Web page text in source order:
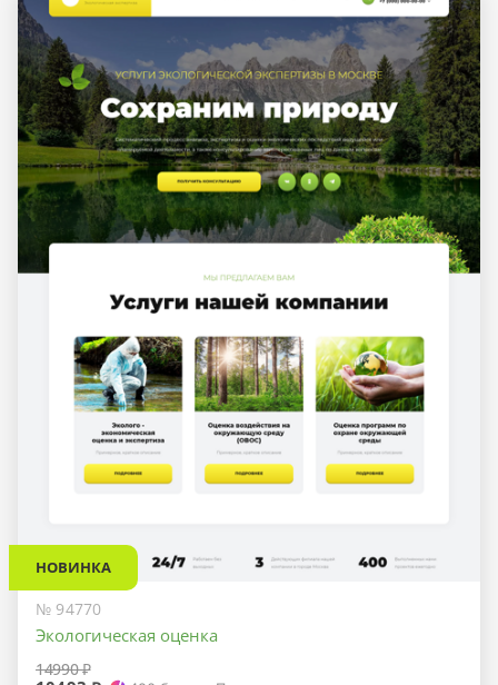
НОВИНКА
№ 94770
Экологическая оценка
14990 ₽